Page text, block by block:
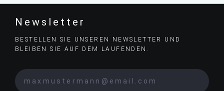
Newsletter
BESTELLEN SIE UNSEREN NEWSLETTER UND
BLEIBEN SIE AUF DEM LAUFENDEN.